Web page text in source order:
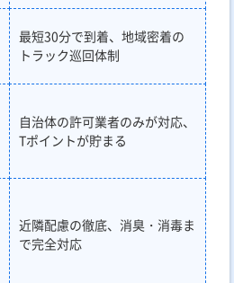
最短30分で到着、地域密着の
トラック巡回体制
自治体の許可業者のみが対応、
Tポイントが貯まる
近隣配慮の徹底、消臭・消毒ま
で完全対応